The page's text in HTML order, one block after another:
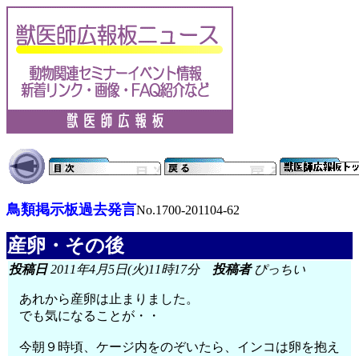
鳥類掲示板過去発言No.1700-201104-62
産卵・その後
投稿日2011年4月5日(火)11時17分 投稿者ぴっちい
あれから産卵は止まりました。
でも気になることが・・
今朝９時頃、ケージ内をのぞいたら、インコは卵を抱え